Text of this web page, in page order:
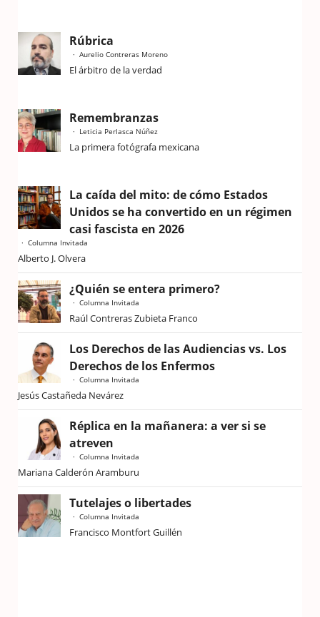
Rúbrica
Aurelio Contreras Moreno
El árbitro de la verdad
Remembranzas
Leticia Perlasca Núñez
La primera fotógrafa mexicana
La caída del mito: de cómo Estados
Unidos se ha convertido en un régimen
casi fascista en 2026
Columna Invitada
Alberto J. Olvera
¿Quién se entera primero?
Columna Invitada
Raúl Contreras Zubieta Franco
Los Derechos de las Audiencias vs. Los
Derechos de los Enfermos
Columna Invitada
Jesús Castañeda Nevárez
Réplica en la mañanera: a ver si se
atreven
Columna Invitada
Mariana Calderón Aramburu
Tutelajes o libertades
Columna Invitada
Francisco Montfort Guillén